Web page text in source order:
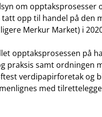
om opptaksprosesser
opp til handel på den
Merkur Market) i
opptaksprosessen på
praksis samt ordningen
verdipapirforetak og
med